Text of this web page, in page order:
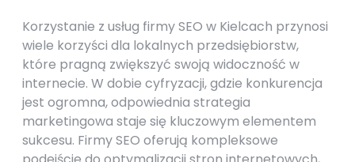
Korzystanie z usług firmy SEO w Kielcach przynosi
wiele korzyści dla lokalnych przedsiębiorstw,
które pragną zwiększyć swoją widoczność w
internecie. W dobie cyfryzacji, gdzie konkurencja
jest ogromna, odpowiednia strategia
marketingowa staje się kluczowym elementem
sukcesu. Firmy SEO oferują kompleksowe